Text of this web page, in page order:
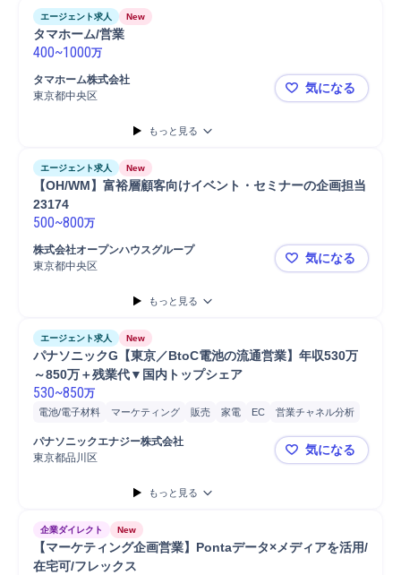
プロジェクトマネジメント
エージェント求人 New
タマホーム/営業
400~1000万
タマホーム株式会社
東京都中央区
タマホーム/
気になる
もっと見る
エージェント求人 New
【OH/WM】富裕層顧客向けイベント・セミナーの企画担当
23174
500~800万
株式会社オープンハウスグループ
東京都中央区
【OH/WM
気になる
もっと見る
エージェント求人 New
パナソニックG【東京／BtoC電池の流通営業】年収530万
～850万＋残業代▼国内トップシェア
530~850万
電池/電子材料 マーケティング 販売 家電 EC
営業チャネル分析
電池/電子材料営業
パナソニックエナジー株式会社
東京都品川区
パナソニッ
気になる
もっと見る
企業ダイレクト New
【マーケティング企画営業】Pontaデータ×メディアを活用/
在宅可/フレックス